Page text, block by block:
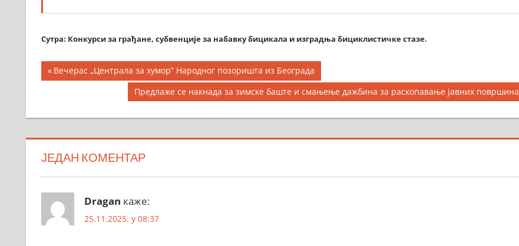
Сутра: Конкурси за грађане, субвенције за набавку бицикала и изградња бициклистичке стазе.
Кретање
Previous
Post:
Вечерас „Централа за хумор” Народног позоришта из Београда
Next
Post:
Предлаже се накнадa за зимске баште и смањење дажбина за раскопавање јавних површина
ЈЕДАН КОМЕНТАР
Dragan каже:
25.11.2025. у 08:37